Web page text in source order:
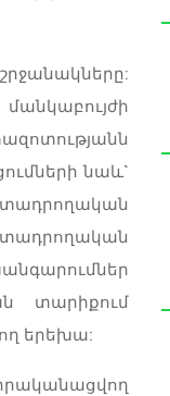
նաև`
տարիքում
երեխա: